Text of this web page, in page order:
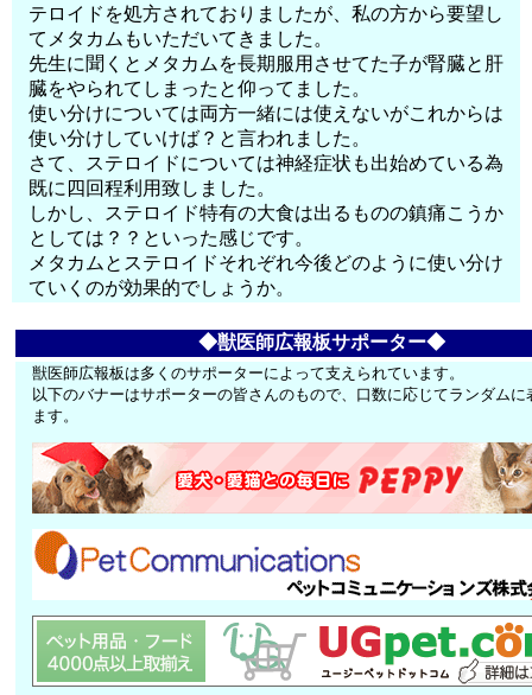
テロイドを処方されておりましたが、私の方から要望し
てメタカムもいただいてきました。
先生に聞くとメタカムを長期服用させてた子が腎臓と肝
臓をやられてしまったと仰ってました。
使い分けについては両方一緒には使えないがこれからは
使い分けしていけば？と言われました。
さて、ステロイドについては神経症状も出始めている為
既に四回程利用致しました。
しかし、ステロイド特有の大食は出るものの鎮痛こうか
としては？？といった感じです。
メタカムとステロイドそれぞれ今後どのように使い分け
ていくのが効果的でしょうか。
◆獣医師広報板サポーター◆
獣医師広報板は多くのサポーターによって支えられています。
以下のバナーはサポーターの皆さんのもので、口数に応じてランダムに
ます。